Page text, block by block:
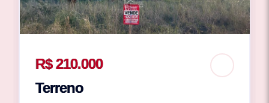
R$ 210.000
Terreno